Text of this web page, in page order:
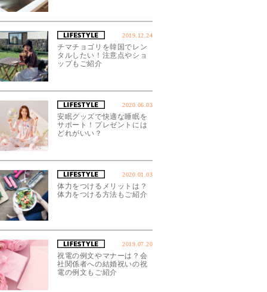
2019.12.24
チマチョゴリを韓国でレン
タルしたい！注意点やショ
ップもご紹介
2020.06.03
安眠グッズで快適な睡眠を
サポート！プレゼントには
どれがいい？
2020.01.03
体力をつけるメリットは？
体力をつける方法もご紹介
2019.07.20
祝電の例文やマナーは？会
社関係者への結婚祝いの祝
電の例文もご紹介